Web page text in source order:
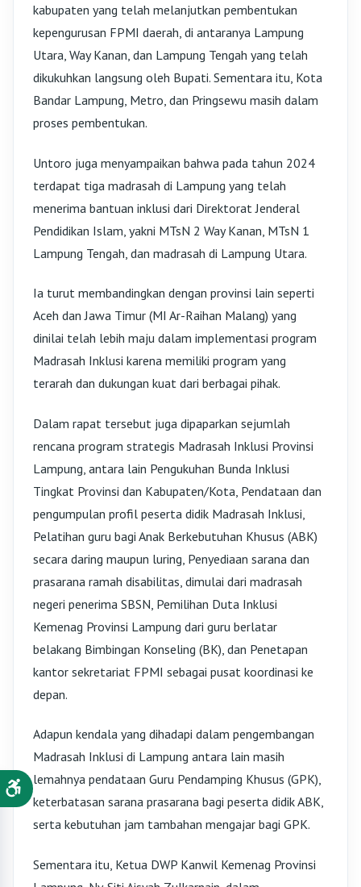
kabupaten yang telah melanjutkan pembentukan
kepengurusan FPMI daerah, di antaranya Lampung
Utara, Way Kanan, dan Lampung Tengah yang telah
dikukuhkan langsung oleh Bupati. Sementara itu, Kota
Bandar Lampung, Metro, dan Pringsewu masih dalam
proses pembentukan.
Untoro juga menyampaikan bahwa pada tahun 2024
terdapat tiga madrasah di Lampung yang telah
menerima bantuan inklusi dari Direktorat Jenderal
Pendidikan Islam, yakni MTsN 2 Way Kanan, MTsN 1
Lampung Tengah, dan madrasah di Lampung Utara.
Ia turut membandingkan dengan provinsi lain seperti
Aceh dan Jawa Timur (MI Ar-Raihan Malang) yang
dinilai telah lebih maju dalam implementasi program
Madrasah Inklusi karena memiliki program yang
terarah dan dukungan kuat dari berbagai pihak.
Dalam rapat tersebut juga dipaparkan sejumlah
rencana program strategis Madrasah Inklusi Provinsi
Lampung, antara lain Pengukuhan Bunda Inklusi
Tingkat Provinsi dan Kabupaten/Kota, Pendataan dan
pengumpulan profil peserta didik Madrasah Inklusi,
Pelatihan guru bagi Anak Berkebutuhan Khusus (ABK)
secara daring maupun luring, Penyediaan sarana dan
prasarana ramah disabilitas, dimulai dari madrasah
negeri penerima SBSN, Pemilihan Duta Inklusi
Kemenag Provinsi Lampung dari guru berlatar
belakang Bimbingan Konseling (BK), dan Penetapan
kantor sekretariat FPMI sebagai pusat koordinasi ke
depan.
Adapun kendala yang dihadapi dalam pengembangan
Madrasah Inklusi di Lampung antara lain masih
lemahnya pendataan Guru Pendamping Khusus (GPK),
keterbatasan sarana prasarana bagi peserta didik ABK,
serta kebutuhan jam tambahan mengajar bagi GPK.
Sementara itu, Ketua DWP Kanwil Kemenag Provinsi